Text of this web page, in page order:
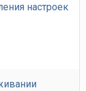
настроек